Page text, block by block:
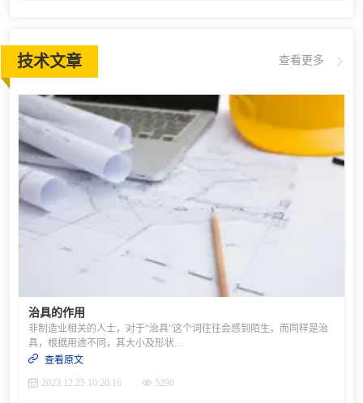
技术文章 查看更多
治具的作用
非制造业相关的人士，对于“治具”这个词往往会感到陌生。而同样是治
具，根据用途不同，其大小及形状也多种多样。在本篇文章中，介绍治具的功能及使用方法。01治具是用于固定工件或引导加工的辅助装置治具是指在进行加工的过程中，用于固定加工对象（工件）的辅助装置，同时还起到引导加工的辅助功能，也被称为辅助工具。例如，将背面有局部突起形状的工件放在平坦的机床上，利用螺丝固定时，很难将工件充分压紧固定。如果加工时不注意，可能会出现螺丝斜向刺入的情况。该场合下，如果使用与工件背面形状相吻合的底座治具，则能够稳定固定工件，从而易于进行作业。这就是治具的基本概念。治具不仅仅能够确保稳定作业，还具有提升加工质量、加快作业速度等功能。治具大致可分为两种。分别是用于生产线上的各种形状和尺寸的治具，以及机械加工时用于将工件固定在机床上的治具。治具需要根据要加工的对象产品以及加工内容单独设计，所以并非量产销售。在大多数情况下，生产技术部门的工程师或治具的专业制造商会根据使用需求来个别定制治具。02手工作业中使用的治具手工作业流程中所使用的治具主要列举如下。●作业人员或机器进行加工、测量时，用于让工件保持稳定的治具●进行粘贴等作业时，用于进行零部件定位的治具●插入其他零部件或工具时，像“漏斗”一样用于引导插入的治具●涂装或涂布密封剂时，用于防止其他区域被污染的遮蔽治具根据所使用的地点和目的不同，这些治具有各种不同的材质及形状。对于手工作业等轻度作业，通常采用尼龙树脂这类轻而柔软的材质、再配合小型夹具来使用。另一方面，在温度和负载条件比较恶劣的淬火环境下，则多以坚固的金属制作治具。有时，治具本身也会作为一台单独的装置或机器自动运行，例如当工件被放置后，治具自动完成固定工件的动作等。03机械加工中使用的治具手工作业流程中使用的治具，其形状和材质多种多样，而NC机床上使用的治具基本都是由不锈钢等坚固的金属所制作，其大小因加工工件而异，对于大型治具甚至需要借助起重机等设备来移动。工件的固定也不再是采用夹具等临时性的固定手段，而是使用螺丝牢固固定。在上图中，放置被刨削金属的下方基座就是“治具”。尤其是用于NC机床时，为了确保1个治具能够支持多个工件，有时会在治具上加工很多的螺丝孔。04总结对于非制造业的人士来说，对治具的存在往往闻所未闻、知之甚少。然而在实际工作中，就和机床、刀具等一样，治具在制造业起到非常重要的支持作用。在进行机械设计时，充分考虑进行加工时所需要的治具，具有降低成本、提升品质等诸多优点。
查看原文
2023.12.25 10:20:16
5290